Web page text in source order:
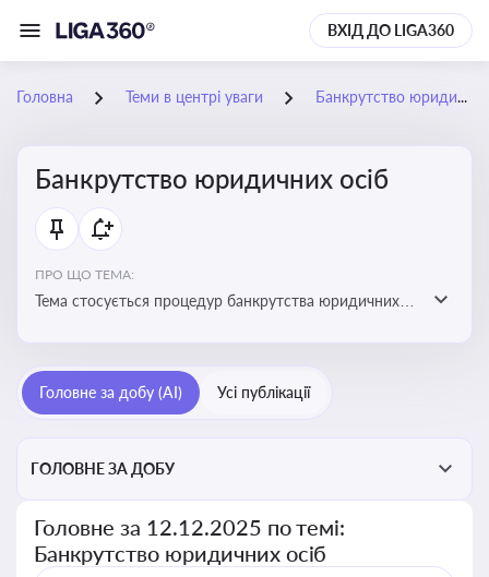
ВХІД ДО LIGA360
Головна Теми в центрі уваги Банкрутство юридичних осіб
Банкрутство юридичних осіб
ПРО ЩО ТЕМА:
Тема стосується процедур банкрутства юридичних
Головне за добу (AI) Усі публікації
ГОЛОВНЕ ЗА ДОБУ
Головне за 12.12.2025 по темі:
Банкрутство юридичних осіб